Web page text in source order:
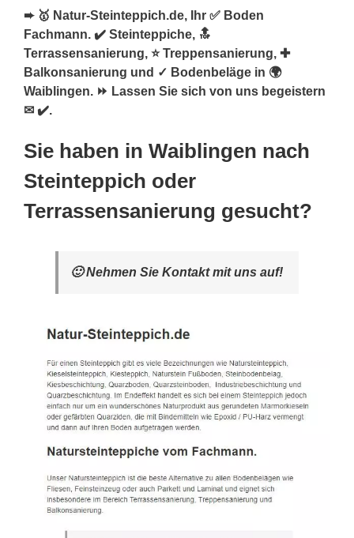
➨ 🥇 Natur-Steinteppich.de, Ihr ✅ Boden
Fachmann. ✔️ Steinteppiche, 🔝
Terrassensanierung, ⭐ Treppensanierung, ✚
Balkonsanierung und ✓ Bodenbeläge in 🌍
Waiblingen. ⏩ Lassen Sie sich von uns begeistern
✉ ✔️.
Sie haben in Waiblingen nach
Steinteppich oder
Terrassensanierung gesucht?
🙂 Nehmen Sie Kontakt mit uns auf!